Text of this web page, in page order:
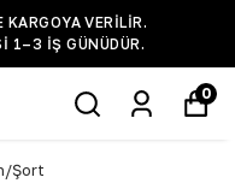
VERILIR.
1–3 IŞ GÜNÜDÜR.
0
Şort